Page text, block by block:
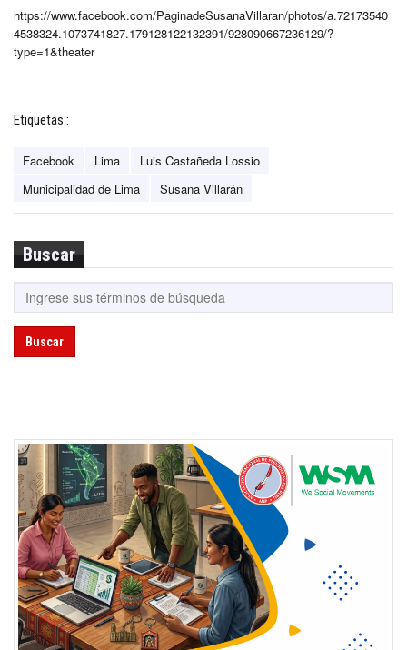
https://www.facebook.com/PaginadeSusanaVillaran/photos/a.72173540
4538324.1073741827.179128122132391/928090667236129/?
type=1&theater
Etiquetas :
Facebook Lima
Luis Castañeda Lossio
Municipalidad de Lima
Susana Villarán
Buscar
Buscar